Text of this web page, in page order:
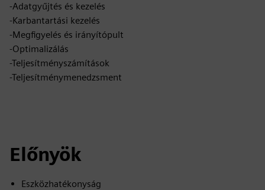
-Adatgyűjtés és kezelés
-Karbantartási kezelés
-Megfigyelés és irányítópult
-Optimalizálás
-Teljesítményszámítások
-Teljesítménymenedzsment
Előnyök
Eszközhatékonyság